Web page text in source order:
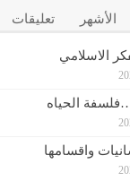
الأشهر تعليقات
الاسلامي
الحياه
واقسامها